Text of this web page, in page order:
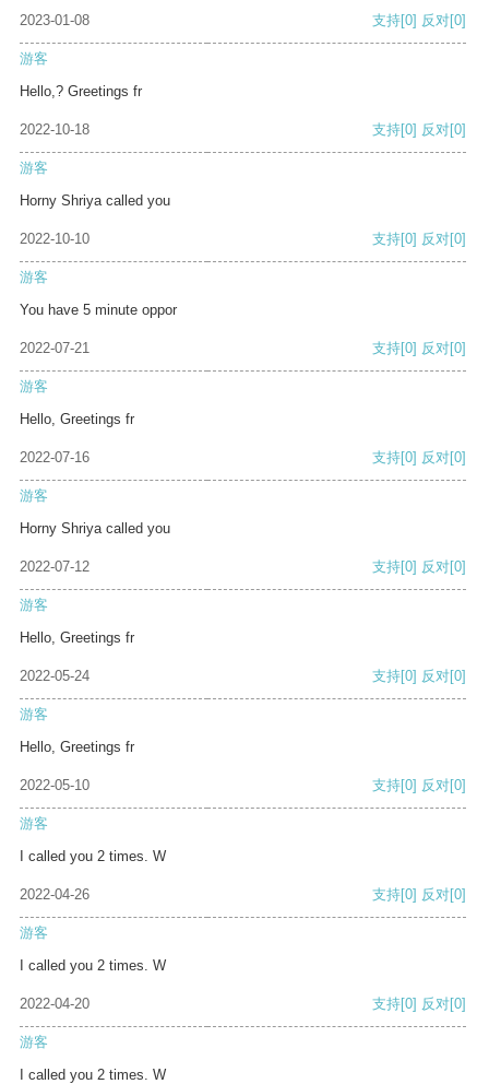
2023-01-08 支持[0] 反对[0]
游客
Hello,? Greetings fr
2022-10-18 支持[0] 反对[0]
游客
Horny Shriya called you
2022-10-10 支持[0] 反对[0]
游客
You have 5 minute oppor
2022-07-21 支持[0] 反对[0]
游客
Hello, Greetings fr
2022-07-16 支持[0] 反对[0]
游客
Horny Shriya called you
2022-07-12 支持[0] 反对[0]
游客
Hello, Greetings fr
2022-05-24 支持[0] 反对[0]
游客
Hello, Greetings fr
2022-05-10 支持[0] 反对[0]
游客
I called you 2 times. W
2022-04-26 支持[0] 反对[0]
游客
I called you 2 times. W
2022-04-20 支持[0] 反对[0]
游客
I called you 2 times. W